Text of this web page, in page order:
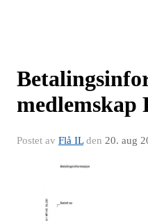
medlemskap
Postet av Flå ILden 20. aug